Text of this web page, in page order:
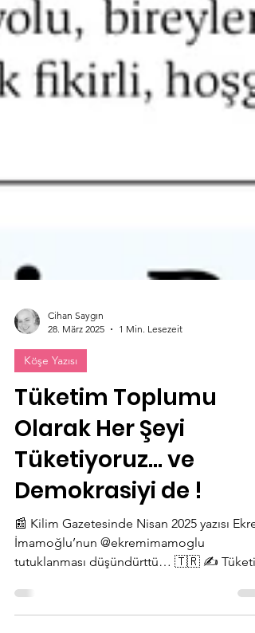
Cihan Saygın
28. März 2025
1 Min. Lesezeit
Köşe Yazısı
Tüketim Toplumu
Olarak Her Şeyi
Tüketiyoruz… ve
Demokrasiyi de !
📰 Kilim Gazetesinde Nisan 2025 yazısı
İmamoğlu’nun @ekremimamoglu